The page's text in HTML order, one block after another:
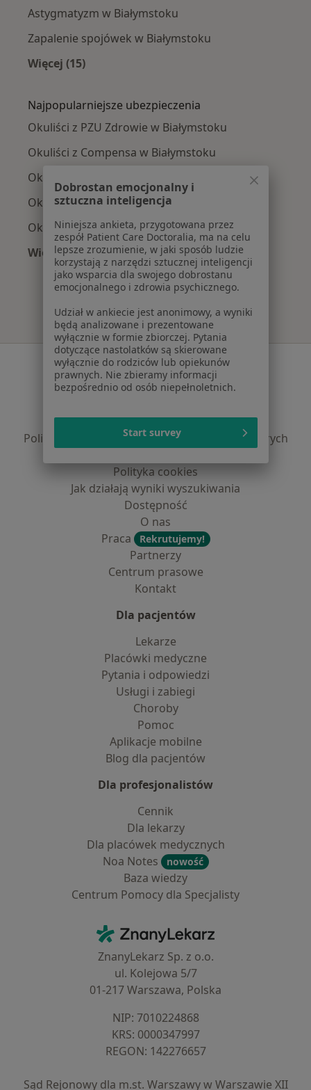
Astygmatyzm w Białymstoku
Zapalenie spojówek w Białymstoku
Więcej (15)
Najpopularniejsze ubezpieczenia
Okuliści z PZU Zdrowie w Białymstoku
Okuliści z Compensa w Białymstoku
Okuliści z Enel-med w Białymstoku
Okuliści z Allianz w Białymstoku
Okuliści z POLMED w Białymstoku
Więcej (2)
Więcej w kategorii: Najpopularniejsze
Serwis
Regulamin
Polityka prywatności profesjonalistów
Polityka prywatności dla profesjonalistów, których
Polityka cookies
Jak działają wyniki wyszukiwania
Dostępność
O nas
Praca
Rekrutujemy!
Partnerzy
Centrum prasowe
Kontakt
Dla pacjentów
Lekarze
Placówki medyczne
Pytania i odpowiedzi
Usługi i zabiegi
Choroby
Pomoc
Aplikacje mobilne
Blog dla pacjentów
Dla profesjonalistów
Cennik
Dla lekarzy
Dla placówek medycznych
Noa Notes
nowość
Baza wiedzy
Centrum Pomocy dla Specjalisty
ZnanyLekarz - Strona główna
ZnanyLekarz Sp. z o.o.
ul. Kolejowa 5/7
01-217 Warszawa, Polska
NIP: ⁠7010224868
KRS: ⁠0000347997
REGON: ⁠142276657
Sąd Rejonowy dla m.st. Warszawy w Warszawie XII
Dobrostan emocjonalny i
sztuczna inteligencja
Niniejsza ankieta, przygotowana przez
zespół Patient Care Doctoralia, ma na celu
lepsze zrozumienie, w jaki sposób ludzie
korzystają z narzędzi sztucznej inteligencji
jako wsparcia dla swojego dobrostanu
emocjonalnego i zdrowia psychicznego.
Udział w ankiecie jest anonimowy, a wyniki
będą analizowane i prezentowane
wyłącznie w formie zbiorczej. Pytania
dotyczące nastolatków są skierowane
wyłącznie do rodziców lub opiekunów
prawnych. Nie zbieramy informacji
bezpośrednio od osób niepełnoletnich.
Start survey